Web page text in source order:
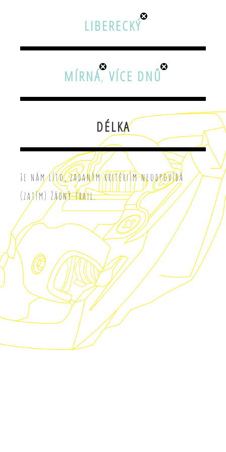
LIBERECKÝ
MÍRNÁ, VÍCE DNŮ
DÉLKA
Je nám líto, zadaným kritériím neodpovídá
(zatím) žádný trail.